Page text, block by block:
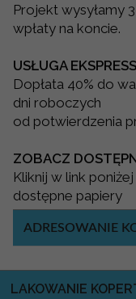
Projekt wysyłamy
wpłaty na koncie.
USŁUGA
Dopłata 40% do
dni roboczych
od potwierdzenia
ZOBACZ
Kliknij w link
dostępne papiery
ADRESOWANIE
LAKOWANIE